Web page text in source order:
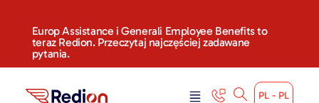
Europ Assistance i Generali Employee Benefits to
teraz Redion. Przeczytaj najczęściej zadawane
pytania.
PL - PL